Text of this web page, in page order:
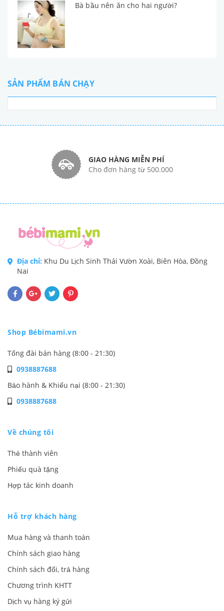
Bà bầu nên ăn cho hai người?
SẢN PHẨM BÁN CHẠY
GIAO HÀNG MIỄN PHÍ
Cho đơn hàng từ 500.000
Địa chỉ: Khu Du Lịch Sinh Thái Vườn Xoài, Biên Hòa, Đồng
Nai
Shop Bébimami.vn
Tổng đài bán hàng (8:00 - 21:30)
0938887688
Bảo hành & Khiếu nại (8:00 - 21:30)
0938887688
Về chúng tôi
Thẻ thành viên
Phiếu quà tặng
Hợp tác kinh doanh
Hỗ trợ khách hàng
Mua hàng và thanh toán
Chính sách giao hàng
Chính sách đổi, trả hàng
Chương trình KHTT
Dịch vụ hàng ký gửi